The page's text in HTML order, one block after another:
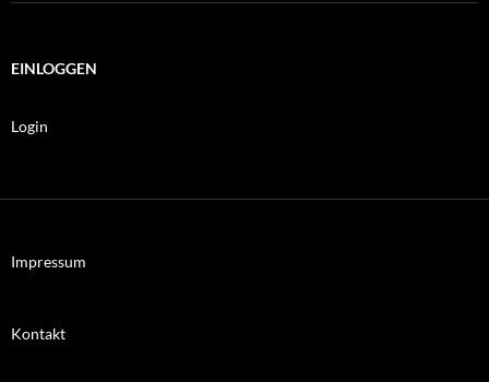
EINLOGGEN
Login
Impressum
Kontakt